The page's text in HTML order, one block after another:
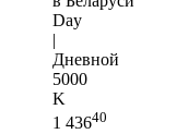
Day
|
Дневной
5000
K
1 43640